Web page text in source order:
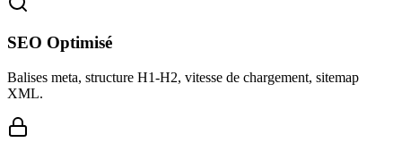
SEO Optimisé
Balises meta, structure H1-H2, vitesse de chargement, sitemap
XML.